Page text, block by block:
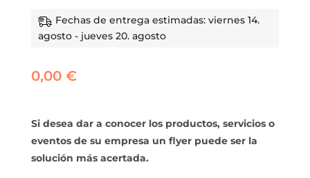
Fechas de entrega estimadas: viernes 14.
agosto - jueves 20. agosto
0,00 €
Si desea dar a conocer los productos, servicios o
eventos de su empresa un flyer puede ser la
solución más acertada.